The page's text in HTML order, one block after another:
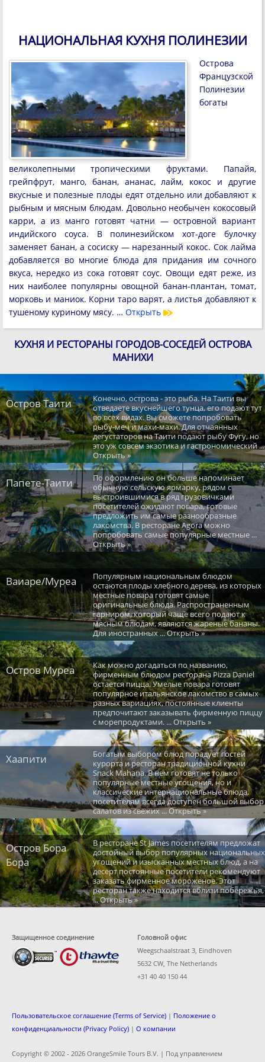
НАЦИОНАЛЬНАЯ КУХНЯ ПОЛИНЕЗИИ
Острова
Французской
Полинезии
богаты
великолепными тропическими фруктами. Папайя,
грейпфрут, манго, банан, ананас, лайм, кокос и другие
вкусные и полезные плоды едят отдельно или добавляют к
рыбным и мясным блюдам. Довольно необычен кокосовый
карри, а из манго готовят чатни — островной вариант
индийского соуса. В полинезийском хот-доге булочку
заменяет банан, а сосиску — нарезанный кокос. Сок лайма
добавляется во многие блюда для придания им сочного
вкуса, нередко из сока готовят соус. Овощи едят реже, из
них наиболее популярны овощной банан-плантан, томат,
морковь и маниок. Корни таро варят, а листья добавляют к
тушеному куриному мясу. … Открыть
КУХНЯ И РЕСТОРАНЫ ГОРОДОВ-СОСЕДЕЙ ОСТРОВА
МАНИХИ
Остров Таити
Конечно, острова - это рыба. На Таити вы
отведаете вкуснейшего тунца, его подают тут
во всех видах. Вы сможете попробовать
рыбу-меч и махи-махи. Для отчаянных
дегустаторов на Таити подают рыбу Фугу, но
это уж совсем экзотика и гастрономический ...
Открыть »
Папете-Таити
По оформлению он больше напоминает
обычную сельскую ярмарку, рядом с
выстроившимися в ряд грузовичками
посетителей ожидают повара, готовые
предложить им самые разнообразные
лакомства. В ресторане Agora можно
попробовать самые популярные местные ...
Открыть »
Ваиаре/Муреа
Популярным национальным блюдом
остаются плоды хлебного дерева, из которых
местные повара готовят самые
оригинальные блюда. Распространенным
гарниром, который чаще всего подают к
мясным блюдам, являются жареные бананы.
Для иностранных ... Открыть »
Остров Муреа
Как можно догадаться по названию,
фирменным блюдом ресторана Pizza Daniel
остается пицца. Умелые повара готовят
популярное итальянское лакомство в самых
разных вариациях, постоянные клиенты
предпочитают заказывать фирменную пиццу
с морепродуктами. ... Открыть »
Хаапити
Богатым выбором блюд порадует гостей
курорта и ресторан традиционной кухни
Snack Mahana. В нем готовят не только
популярные местные угощения, но и
классические интернациональные блюда,
посетителям всегда доступен большой выбор
салатов из свежих ... Открыть »
Остров Бора
Бора
В ресторане St James посетителям предложат
достойный выбор популярных национальных
угощений и изысканных местных блюд, а на
десерт постоянные посетители рекомендуют
заказать фирменное мороженое. Этот
ресторан также находится вблизи побережья,
... Открыть »
Защищенное соединение
Головной офис
Weegschaalstraat 3, Eindhoven
5632 CW, The Netherlands
+31 40 40 150 44
Пользовательское соглашение (Terms of Service) | Положение о
конфиденциальности (Privacy Policy) | О компании
Copyright © 2002 - 2026 OrangeSmile Tours B.V. | Под управлением